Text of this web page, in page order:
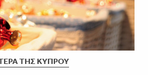
ΤΗΣ ΚΎΠΡΟΥ